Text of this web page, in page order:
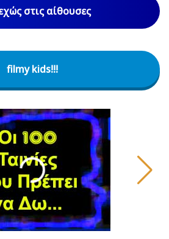
στις αίθουσες
filmy kids!!!